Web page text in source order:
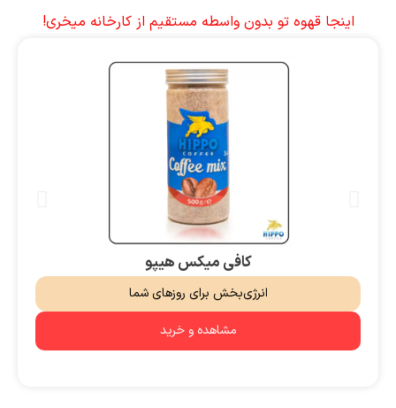
اینجا قهوه تو بدون واسطه مستقیم از کارخانه میخری!
کافی میکس هیپو
مشاهده و خرید
انرژی‌بخش برای روزهای شما